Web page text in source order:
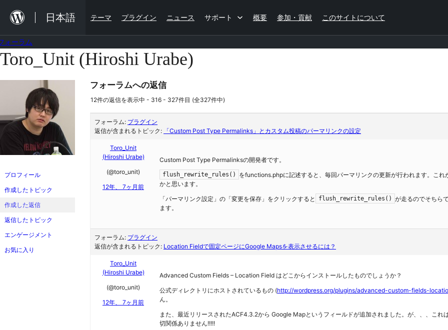
を
ス
キ
ッ
日本語 テーマ プラグイン ニュース サポート 概要 参加・貢献 このサイトについて
ォーラム
コ
ツ
ッ
プ
Toro_Unit (Hiroshi Urabe)
プロフィール
作成したトピック
作成した返信
返信したトピック
エンゲージメント
お気に入り
フォーラムへの返信
12件の返信を表示中 - 316 - 327件目 (全327件中)
フォーラム: プラグイン
返信が含まれるトピック:
「Custom Post Type Permalinks」とカスタム投稿のパーマリンクの設定
Toro_Unit
(Hiroshi Urabe)
(@toro_unit)
12年、 7ヶ月前
Custom Post Type Permalinksの開発者です。
flush_rewrite_rules()
をfunctions.phpに記述すると、毎回パーマリンクの更新が行われます。こ
かと思います。
「パーマリンク設定」の「変更を保存」をクリックすると
flush_rewrite_rules() が走るのでそちら
ます。
フォーラム: プラグイン
返信が含まれるトピック: Location Fieldで固定ページにGoogle Mapsを表示させるには？
Toro_Unit
(Hiroshi Urabe)
(@toro_unit)
12年、 7ヶ月前
Advanced Custom Fields – Location Field はどこからインストールしたものでしょうか？
公式ディレクトリにホストされているもの (http://wordpress.org/plugins/advanced-custom-fields-
ん。
また、最近リリースされたACF4.3.2から Google Mapというフィールドが追加されました。が、、、こ
切関係ありません!!!!!